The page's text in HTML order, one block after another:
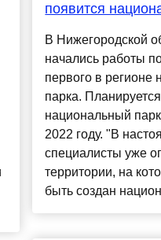
появится
В Нижегородской
начались работы
первого в регионе
парка.
национальный
2022 году. "В
специалисты уже
территории, на
быть создан